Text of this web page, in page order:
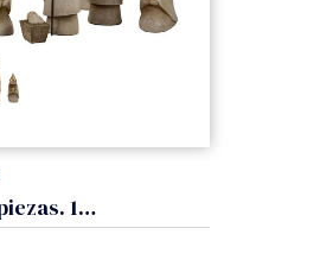
Misterio 6 piezas. 14 cm